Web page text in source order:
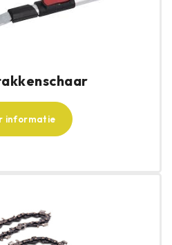
informatie